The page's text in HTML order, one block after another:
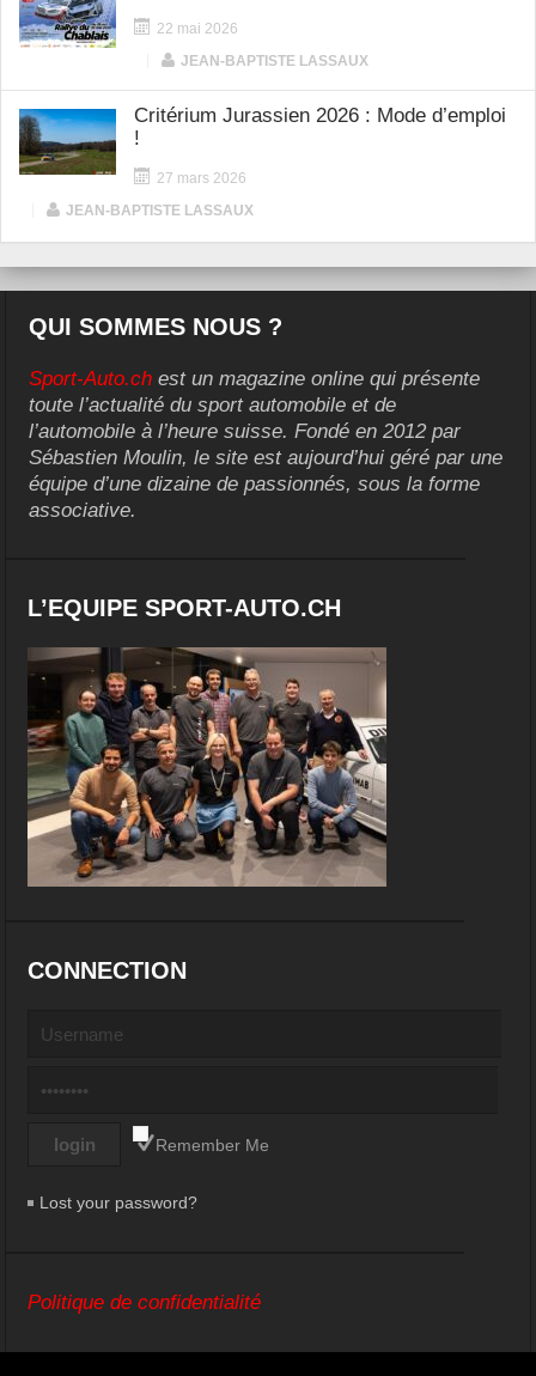
22 mai 2026
JEAN-BAPTISTE LASSAUX
Critérium Jurassien 2026 : Mode d’emploi
!
27 mars 2026
JEAN-BAPTISTE LASSAUX
QUI SOMMES NOUS ?
Sport-Auto.ch est un magazine online qui présente
toute l’actualité du sport automobile et de
l’automobile à l’heure suisse. Fondé en 2012 par
Sébastien Moulin, le site est aujourd’hui géré par une
équipe d’une dizaine de passionnés, sous la forme
associative.
L’EQUIPE SPORT-AUTO.CH
CONNECTION
Remember Me
Lost your password?
Politique de confidentialité